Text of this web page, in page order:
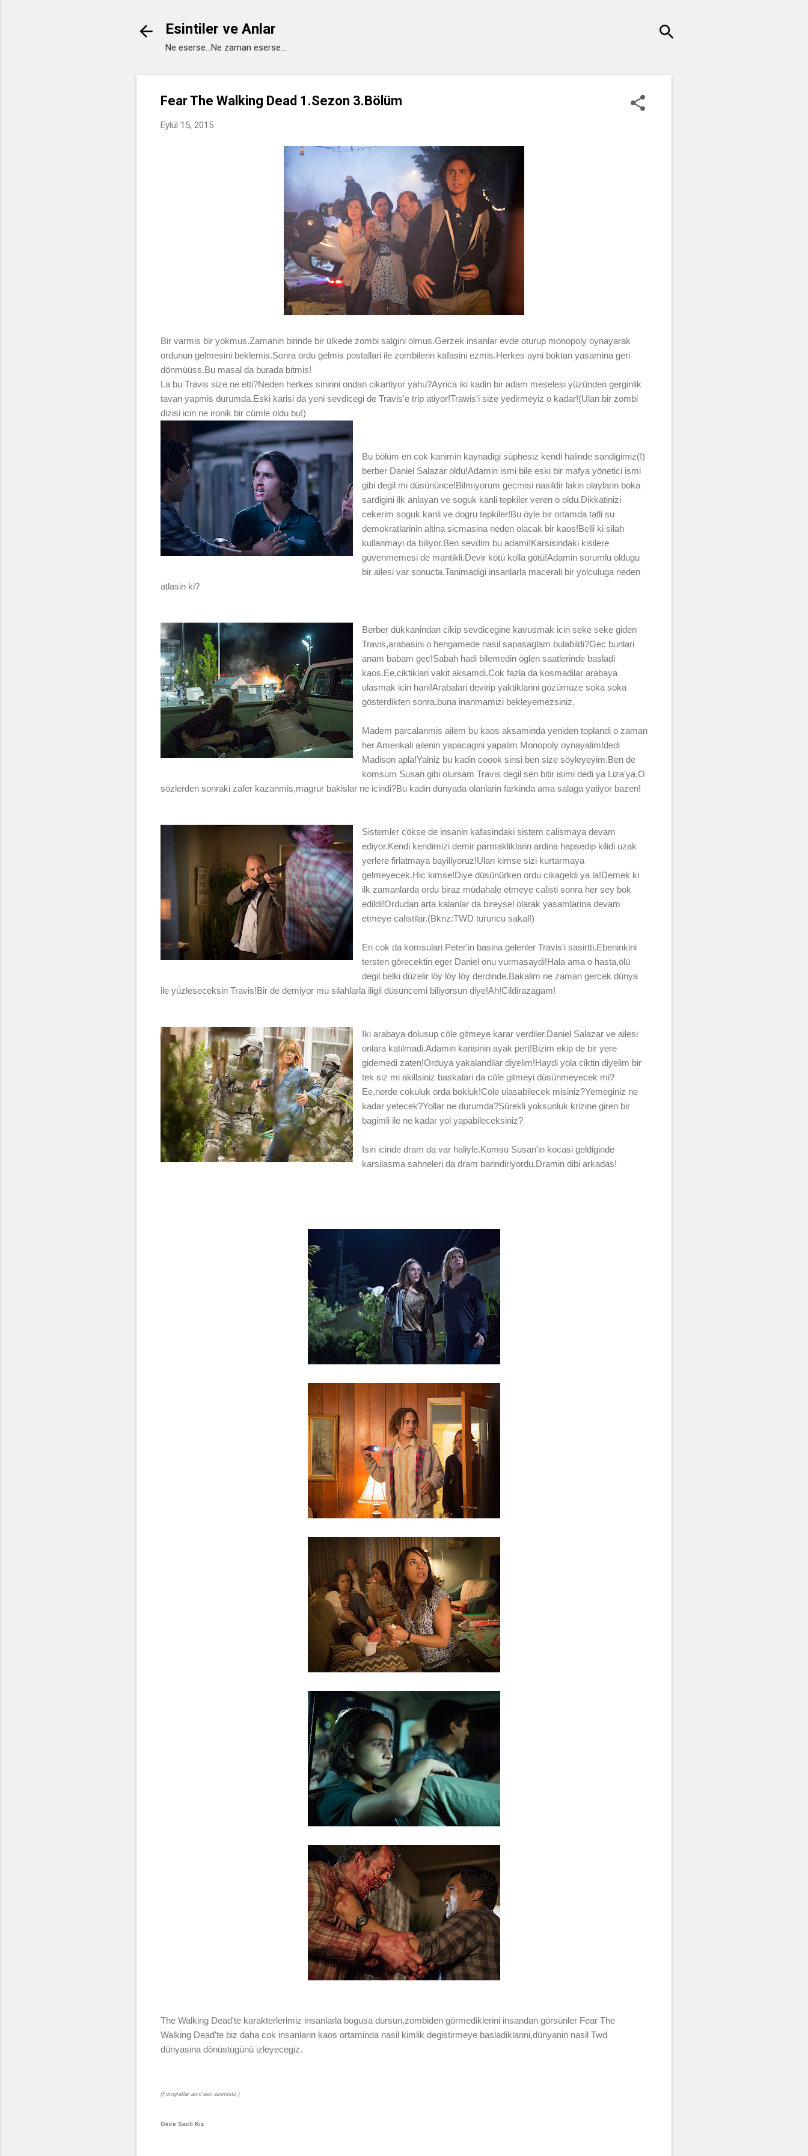
Esintiler ve Anlar
Ne eserse...Ne zaman eserse...
Fear The Walking Dead 1.Sezon 3.Bölüm
Eylül 15, 2015
Bir varmis bir yokmus.Zamanin birinde bir ülkede zombi salgini olmus.Gerzek insanlar evde oturup monopoly oynayarak
ordunun gelmesini beklemis.Sonra ordu gelmis postallari ile zombilerin kafasini ezmis.Herkes ayni boktan yasamina geri
dönmüüss.Bu masal da burada bitmis!
La bu Travis size ne etti?Neden herkes sinirini ondan cikartiyor yahu?Ayrica iki kadin bir adam meselesi yüzünden gerginlik
tavan yapmis durumda.Eski karisi da yeni sevdicegi de Travis'e trip atiyor!Trawis'i size yedirmeyiz o kadar!(Ulan bir zombi
dizisi icin ne ironik bir cümle oldu bu!)
Bu bölüm en cok kanimin kaynadigi süphesiz kendi halinde sandigimiz(!)
berber Daniel Salazar oldu!Adamin ismi bile eski bir mafya yönetici ismi
gibi degil mi düsününce!Bilmiyorum gecmisi nasildir lakin olaylarin boka
sardigini ilk anlayan ve soguk kanli tepkiler veren o oldu.Dikkatinizi
cekerim soguk kanli ve dogru tepkiler!Bu öyle bir ortamda tatli su
demokratlarinin altina sicmasina neden olacak bir kaos!Belli ki silah
kullanmayi da biliyor.Ben sevdim bu adami!Karsisindaki kisilere
güvenmemesi de mantikli.Devir kötü kolla götü!Adamin sorumlu oldugu
bir ailesi var sonucta.Tanimadigi insanlarla macerali bir yolculuga neden
atlasin ki?
Berber dükkanindan cikip sevdicegine kavusmak icin seke seke giden
Travis,arabasini o hengamede nasil sapasaglam bulabildi?Gec bunlari
anam babam gec!Sabah hadi bilemedin öglen saatlerinde basladi
kaos.Ee,ciktiklari vakit aksamdi.Cok fazla da kosmadilar arabaya
ulasmak icin hani!Arabalari devirip yaktiklarini gözümüze soka soka
gösterdikten sonra,buna inanmamizi bekleyemezsiniz.
Madem parcalanmis ailem bu kaos aksaminda yeniden toplandi o zaman
her Amerikali ailenin yapacagini yapalim Monopoly oynayalim!dedi
Madison apla!Yalniz bu kadin coook sinsi ben size söyleyeyim.Ben de
komsum Susan gibi olursam Travis degil sen bitir isimi dedi ya Liza'ya.O
sözlerden sonraki zafer kazanmis,magrur bakislar ne icindi?Bu kadin dünyada olanlarin farkinda ama salaga yatiyor bazen!
Sistemler cökse de insanin kafasindaki sistem calismaya devam
ediyor.Kendi kendimizi demir parmakliklarin ardina hapsedip kilidi uzak
yerlere firlatmaya bayiliyoruz!Ulan kimse sizi kurtarmaya
gelmeyecek.Hic kimse!Diye düsünürken ordu cikageldi ya la!Demek ki
ilk zamanlarda ordu biraz müdahale etmeye calisti sonra her sey bok
edildi!Ordudan arta kalanlar da bireysel olarak yasamlarina devam
etmeye calistilar.(Bknz:TWD turuncu sakal!)
En cok da komsulari Peter'in basina gelenler Travis'i sasirtti.Ebeninkini
tersten görecektin eger Daniel onu vurmasaydi!Hala ama o hasta,ölü
degil belki düzelir löy löy löy derdinde.Bakalim ne zaman gercek dünya
ile yüzleseceksin Travis!Bir de demiyor mu silahlarla iligli düsüncemi biliyorsun diye!Ah!Cildirazagam!
Iki arabaya dolusup cöle gitmeye karar verdiler.Daniel Salazar ve ailesi
onlara katilmadi.Adamin karisinin ayak pert!Bizim ekip de bir yere
gidemedi zaten!Orduya yakalandilar diyelim!Haydi yola ciktin diyelim bir
tek siz mi akillsiniz baskalari da cöle gitmeyi düsünmeyecek mi?
Ee,nerde cokuluk orda bokluk!Cöle ulasabilecek misiniz?Yemeginiz ne
kadar yetecek?Yollar ne durumda?Sürekli yoksunluk krizine giren bir
bagimli ile ne kadar yol yapabileceksiniz?
Isin icinde dram da var haliyle.Komsu Susan'in kocasi geldiginde
karsilasma sahneleri da dram barindiriyordu.Dramin dibi arkadas!
The Walking Dead'te karakterlerimiz insanlarla bogusa dursun,zombiden görmediklerini insandan görsünler Fear The
Walking Dead'te biz daha cok insanlarin kaos ortaminda nasil kimlik degistirmeye basladiklarini,dünyanin nasil Twd
dünyasina dönüstügünü izleyecegiz.
(Fotograflar amc'den alinmistir.)
Gece Sacli Kiz